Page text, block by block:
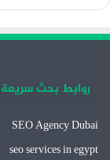
روابط بحث سريعة
SEO Agency Dubai
seo services in egypt